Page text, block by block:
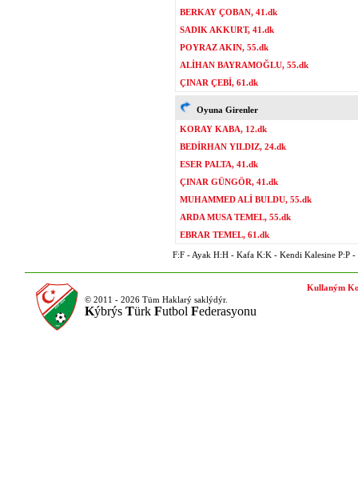
BERKAY ÇOBAN, 41.dk
SADIK AKKURT, 41.dk
POYRAZ AKIN, 55.dk
ALİHAN BAYRAMOĞLU, 55.dk
ÇINAR ÇEBİ, 61.dk
Oyuna Girenler
KORAY KABA, 12.dk
BEDİRHAN YILDIZ, 24.dk
ESER PALTA, 41.dk
ÇINAR GÜNGÖR, 41.dk
MUHAMMED ALİ BULDU, 55.dk
ARDA MUSA TEMEL, 55.dk
EBRAR TEMEL, 61.dk
F:F - Ayak H:H - Kafa K:K - Kendi Kalesine P:P -
© 2011 - 2026 Tüm Haklarý saklýdýr.
Kýbrýs Türk Futbol Federasyonu
Kullaným